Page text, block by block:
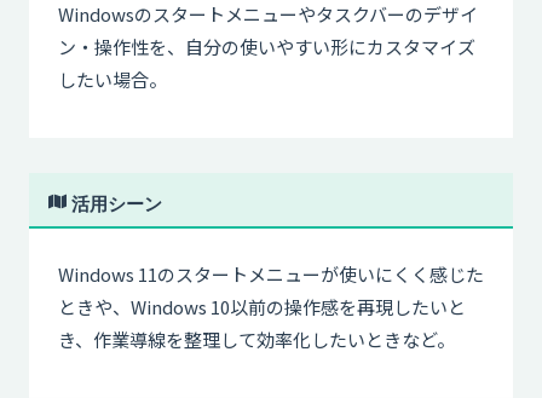
Windowsのスタートメニューやタスクバーのデザイ
ン・操作性を、自分の使いやすい形にカスタマイズ
したい場合。
活用シーン
Windows 11のスタートメニューが使いにくく感じた
ときや、Windows 10以前の操作感を再現したいと
き、作業導線を整理して効率化したいときなど。